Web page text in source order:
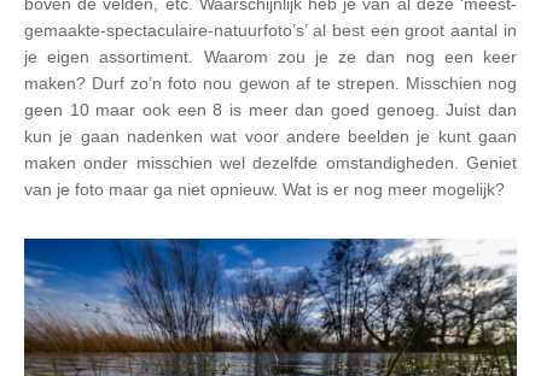
gemaakte-spectaculaire-natuurfoto’s’ al best een groot aantal in
je eigen assortiment. Waarom zou je ze dan nog een keer
maken? Durf zo’n foto nou gewon af te strepen. Misschien nog
geen 10 maar ook een 8 is meer dan goed genoeg. Juist dan
kun je gaan nadenken wat voor andere beelden je kunt gaan
maken onder misschien wel dezelfde omstandigheden. Geniet
van je foto maar ga niet opnieuw. Wat is er nog meer mogelijk?